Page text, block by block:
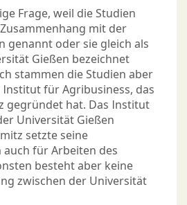
Frage, weil die Studien
mit der
genannt oder sie gleich als
Gießen bezeichnet
stammen die Studien aber
für Agribusiness, das
gegründet hat. Das Institut
Universität Gießen
setzte seine
für Arbeiten des
besteht aber keine
zwischen der Universität